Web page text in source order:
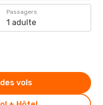
Passagers
1 adulte
vols